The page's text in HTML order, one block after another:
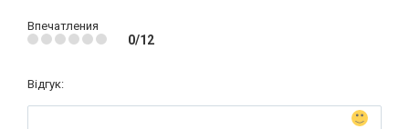
Впечатления
0/12
Відгук: